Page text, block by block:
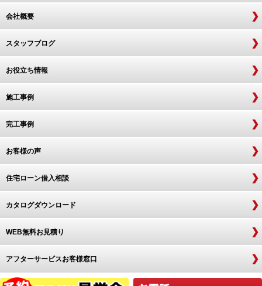
会社概要
スタッフブログ
お役立ち情報
施工事例
完工事例
お客様の声
住宅ローン借入相談
カタログダウンロード
WEB無料お見積り
アフターサービスお客様窓口